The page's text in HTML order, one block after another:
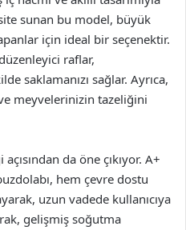
sunan bu model, büyük
için ideal bir seçenektir.
raflar,
saklamanızı sağlar. Ayrıca,
meyvelerinizin tazeliğini
da öne çıkıyor. A+
hem çevre dostu
uzun vadede kullanıcıya
gelişmiş soğutma